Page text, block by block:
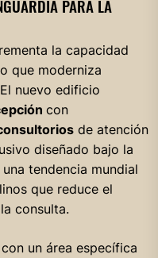
PARA LA
la capacidad
que moderniza
nuevo edificio
con
de atención
diseñado bajo la
una tendencia mundial
que reduce el
consulta.
un área específica